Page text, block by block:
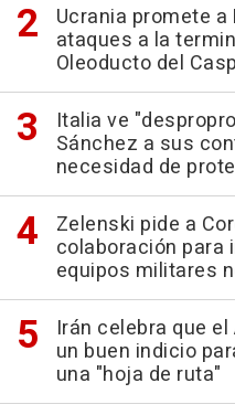
Ucrania promete a
ataques a la
Oleoducto del
Italia ve
Sánchez a sus
necesidad de
Zelenski pide a
colaboración para
equipos militares
Irán celebra que
un buen indicio
una "hoja de ruta"